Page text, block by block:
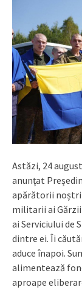
Astăzi, 24
anunţat
apărătorii noștri
militarii ai
ai Serviciului de
dintre ei. Îi
aduce înapoi.
alimentează
aproape